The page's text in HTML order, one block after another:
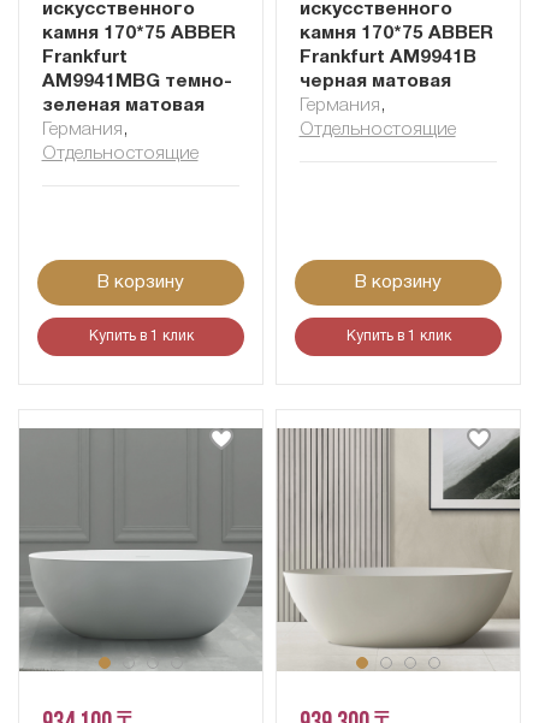
искусственного
камня 170*75 ABBER
Frankfurt
AM9941MBG темно-
зеленая матовая
Германия ,
Отдельностоящие
В корзину
Купить в 1 клик
искусственного
камня 170*75 ABBER
Frankfurt AM9941B
черная матовая
Германия ,
Отдельностоящие
В корзину
Купить в 1 клик